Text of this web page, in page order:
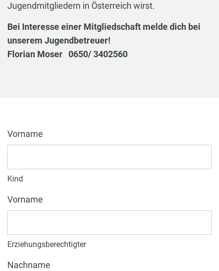
Jugendmitgliedern in Österreich wirst.
Bei Interesse einer Mitgliedschaft melde dich bei
unserem Jugendbetreuer!
Florian Moser 0650/ 3402560
Vorname
Kind
Vorname
Erziehungsberechtigter
Nachname